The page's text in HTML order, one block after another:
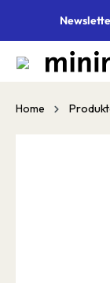
springen
Home
Bildergalerie